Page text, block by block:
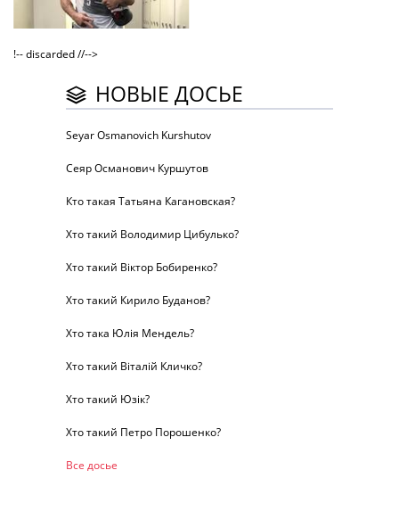
!-- discarded //-->
НОВЫЕ ДОСЬЕ
Seyar Osmanovich Kurshutov
Сеяр Османович Куршутов
Кто такая Татьяна Кагановская?
Хто такий Володимир Цибулько?
Хто такий Віктор Бобиренко?
Хто такий Кирило Буданов?
Хто така Юлія Мендель?
Хто такий Віталій Кличко?
Хто такий Юзік?
Хто такий Петро Порошенко?
Все досье